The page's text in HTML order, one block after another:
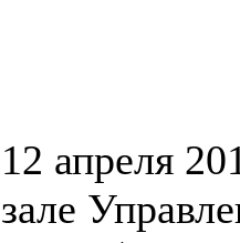
12 апреля
зале